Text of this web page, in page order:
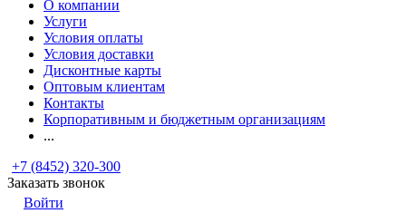
О компании
Услуги
Условия оплаты
Условия доставки
Дисконтные карты
Оптовым клиентам
Контакты
Корпоративным и бюджетным организациям
...
+7 (8452) 320-300
Заказать звонок
Войти